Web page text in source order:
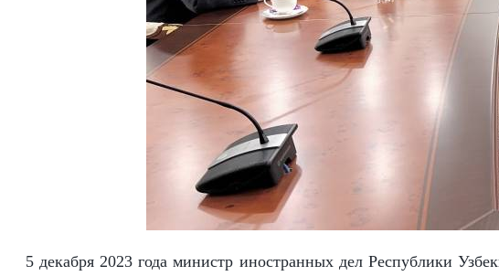
5 декабря 2023 года министр иностранных дел Республики